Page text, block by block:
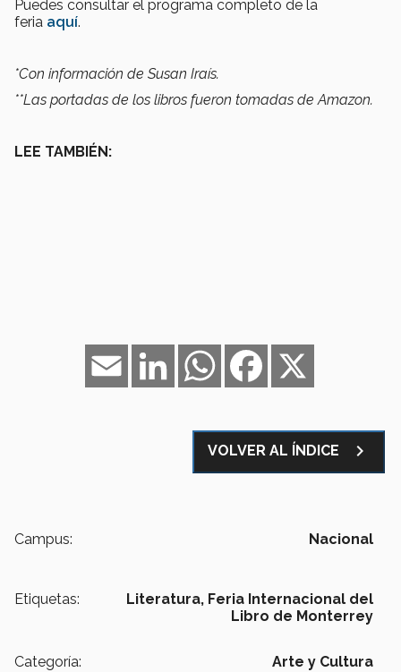
Puedes consultar el programa completo de la
feria aquí.
*Con información de Susan Iraís.
**Las portadas de los libros fueron tomadas de Amazon.
LEE TAMBIÉN:
Facebook
WhatsApp
LinkedIn
Email
VOLVER AL ÍNDICE navigate_next
Campus: Nacional
Etiquetas: Literatura, Feria Internacional del
Libro de Monterrey
Categoría: Arte y Cultura